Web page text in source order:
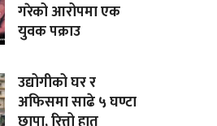
गरेको आरोपमा एक
युवक पक्राउ
उद्योगीको घर र
अफिसमा साढे ५ घण्टा